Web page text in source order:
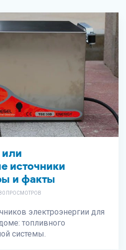
источники
и факты
ПРОСМОТРОВ
электроэнергии для
топливного
системы.